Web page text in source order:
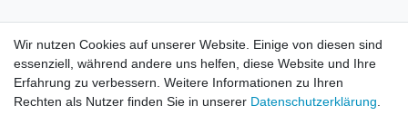
© Copyright 2026 | Alle Rechte vorbehalten. HL-
Handelsgesellschaft mbH.
Wir nutzen Cookies auf unserer Website. Einige von diesen sind
essenziell, während andere uns helfen, diese Website und Ihre
Erfahrung zu verbessern. Weitere Informationen zu Ihren
Rechten als Nutzer finden Sie in unserer Daten­schutz­erklärung